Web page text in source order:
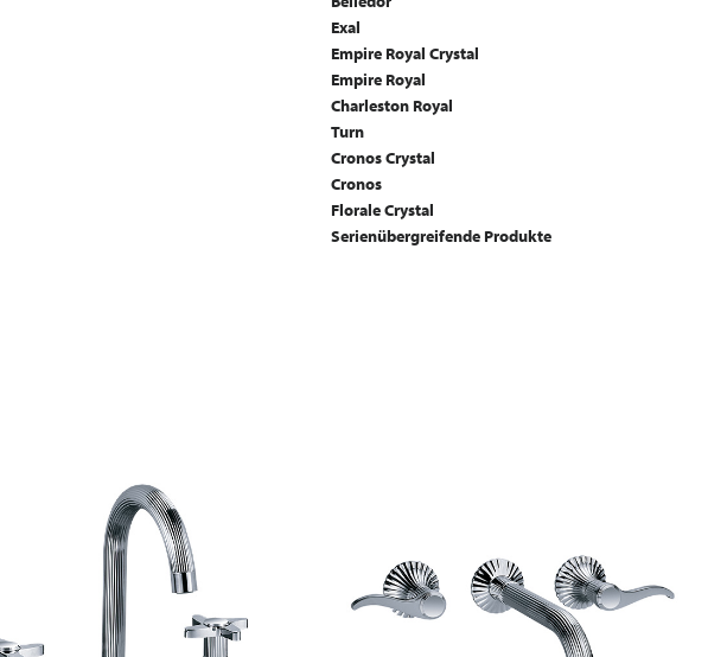
Exal
Empire Royal Crystal
Empire Royal
Charleston Royal
Turn
Cronos Crystal
Cronos
Florale Crystal
Serienübergreifende Produkte